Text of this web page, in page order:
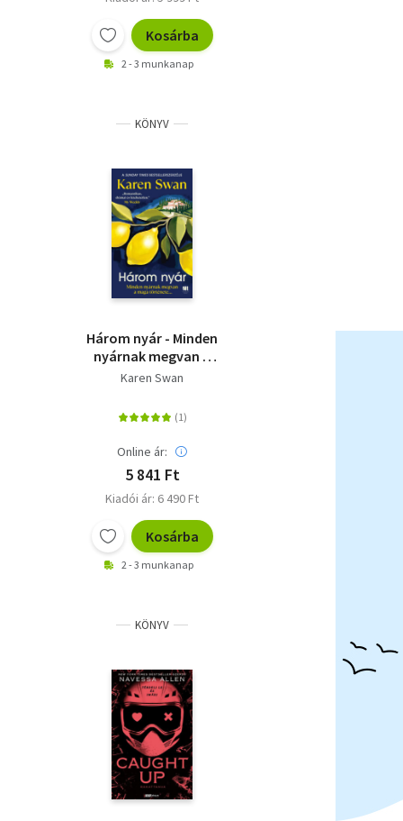
Kosárba
2 - 3 munkanap
KÖNYV
Három nyár - Minden
nyárnak megvan a
maga története?
Karen Swan
Online ár:
5 841 Ft
Kiadói ár: 6 490 Ft
Kosárba
2 - 3 munkanap
KÖNYV